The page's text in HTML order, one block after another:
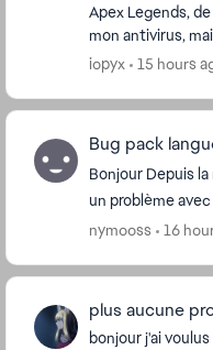
Apex Legends,
mon antivirus,
échoué.
iopyx 15 hours
Bug pack
Bonjour Depuis
un problème
nymooss
16
plus aucune
bonjour j'ai